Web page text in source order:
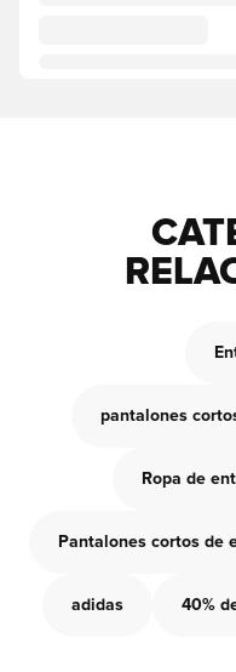
pantalones
Ropa de
Pantalones cortos de
adidas 40%